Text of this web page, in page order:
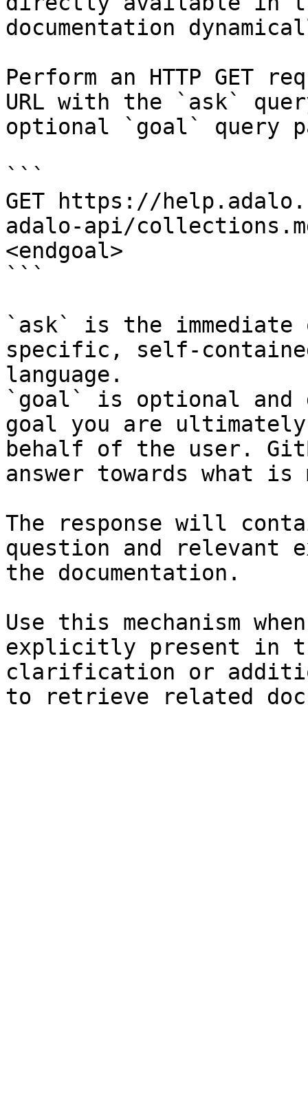
documentation
Perform an HTTP GET
URL with the `ask`
optional `goal` query
```
GET https://
adalo-api/
<endgoal>
```
`ask` is the
specific, self-
language.
`goal` is optional and
goal you are
behalf of the user.
answer towards what
The response will
question and relevant
the documentation.
Use this mechanism
explicitly present in
clarification or